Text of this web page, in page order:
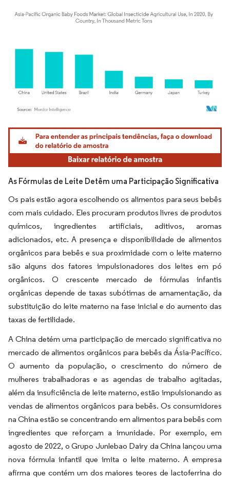
Imagem © Mordor Intelligence. O reuso requer atribuição conforme CC BY 4.0.
As Fórmulas de Leite Detêm uma Participação Significativa
Os pais estão agora escolhendo os alimentos para seus bebês
com mais cuidado. Eles procuram produtos livres de produtos
químicos, ingredientes artificiais, aditivos, aromas
adicionados, etc. A presença e disponibilidade de alimentos
orgânicos para bebês e sua proximidade com o leite materno
são alguns dos fatores impulsionadores dos leites em pó
orgânicos. O crescente mercado de fórmulas infantis
orgânicas depende de taxas subótimas de amamentação, da
substituição do leite materno na fase inicial e do aumento das
taxas de fertilidade.
A China detém uma participação de mercado significativa no
mercado de alimentos orgânicos para bebês da Ásia-Pacífico.
O aumento da população, o crescimento do número de
mulheres trabalhadoras e as agendas de trabalho agitadas,
além da insuficiência de leite materno, estão impulsionando as
vendas de alimentos orgânicos para bebês. Os consumidores
na China estão se concentrando em alimentos para bebês com
ingredientes que reforçam a imunidade. Por exemplo, em
agosto de 2022, o Grupo Junlebao Dairy da China lançou uma
nova fórmula infantil que imita o leite materno. A empresa
afirma que contém um dos maiores teores de lactoferrina do